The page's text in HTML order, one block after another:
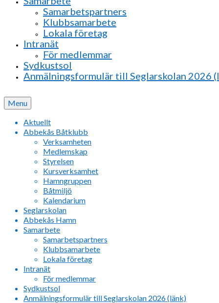
Samarbetspartners
Klubbsamarbete
Lokala företag
Intranät
För medlemmar
Sydkustsol
Anmälningsformulär till Seglarskolan 2026
Menu
Aktuellt
Abbekås Båtklubb
Verksamheten
Medlemskap
Styrelsen
Kursverksamhet
Hamngruppen
Båtmiljö
Kalendarium
Seglarskolan
Abbekås Hamn
Samarbete
Samarbetspartners
Klubbsamarbete
Lokala företag
Intranät
För medlemmar
Sydkustsol
Anmälningsformulär till Seglarskolan 2026 (länk)